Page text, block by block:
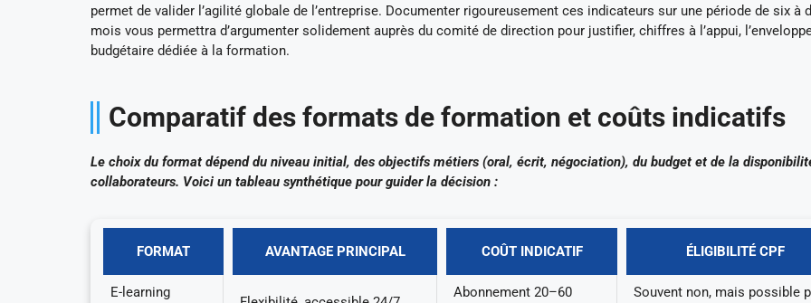
permet de valider l’agilité globale de l’entreprise. Documenter rigoureusement ces indicateurs sur une période de six à
mois vous permettra d’argumenter solidement auprès du comité de direction pour justifier, chiffres à l’appui,
budgétaire dédiée à la formation.
Comparatif des formats de formation et coûts indicatifs
Le choix du format dépend du niveau initial, des objectifs métiers (oral, écrit, négociation), du budget et de la
collaborateurs. Voici un tableau synthétique pour guider la décision :
FORMAT AVANTAGE PRINCIPAL COÛT INDICATIF ÉLIGIBILITÉ CPF
E-learning
Abonnement 20–60
Souvent non, mais possible